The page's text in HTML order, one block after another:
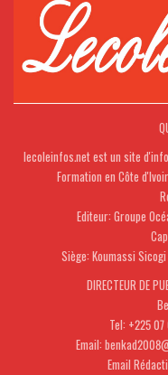
lecoleinfos.net est un site
Formation en Côte
Editeur: Groupe
Siège: Koumassi
DIRECTEUR DE
Tel: +225
Email:
Email